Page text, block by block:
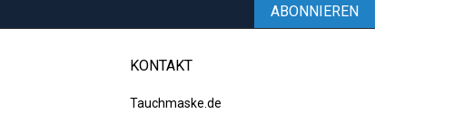
ABONNIEREN
KONTAKT
Tauchmaske.de